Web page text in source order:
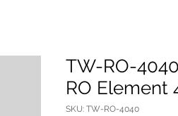
TW-RO-
RO Element
SKU: TW-RO-4040